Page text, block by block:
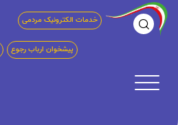
خدمات الکترونیک مردمی
پیشخوان ارباب رجوع